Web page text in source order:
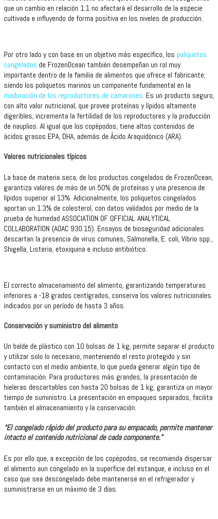
que un cambio en relación 1:1 no afectará el desarrollo de la especie
cultivada e influyendo de forma positiva en los niveles de producción.
Por otro lado y con base en un objetivo más específico, los poliquetos
congelados de FrozenOcean también desempeñan un rol muy
importante dentro de la familia de alimentos que ofrece el fabricante;
siendo los poliquetos marinos un componente fundamental en la
maduración de los reproductores de camarones. Es un producto seguro,
con alto valor nutricional, que provee proteínas y lípidos altamente
digeribles, incrementa la fertilidad de los reproductores y la producción
de nauplios. Al igual que los copépodos, tiene altos contenidos de
ácidos grasos EPA, DHA, además de Ácido Araquidónico (ARA).
Valores nutricionales típicos
La base de materia seca, de los productos congelados de FrozenOcean,
garantiza valores de más de un 50% de proteínas y una presencia de
lípidos superior al 13%. Adicionalmente, los poliquetos congelados
aportan un 1.3% de colesterol, con datos validados por medio de la
prueba de humedad ASSOCIATION OF OFFICIAL ANALYTICAL
COLLABORATION (AOAC 930.15). Ensayos de bioseguridad adicionales
descartan la presencia de virus comunes, Salmonella, E. coli, Vibrio spp.,
Shigella, Listeria, etoxiquina e incluso antibiótico.
El correcto almacenamiento del alimento, garantizando temperaturas
inferiores a -18 grados centígrados, conserva los valores nutricionales
indicados por un período de hasta 3 años.
Conservación y suministro del alimento
Un balde de plástico con 10 bolsas de 1 kg, permite separar el producto
y utilizar solo lo necesario, manteniendo el resto protegido y sin
contacto con el medio ambiente, lo que pueda generar algún tipo de
contaminación. Para productores más grandes, la presentación de
hieleras descartables con hasta 20 bolsas de 1 kg, garantiza un mayor
tiempo de suministro. La presentación en empaques separados, facilita
también el almacenamiento y la conservación.
“El congelado rápido del producto para su empacado, permite mantener
intacto el contenido nutricional de cada componente.”
Es por ello que, a excepción de los copépodos, se recomienda dispersar
el alimento aun congelado en la superficie del estanque, e incluso en el
caso que sea descongelado debe mantenerse en el refrigerador y
suministrarse en un máximo de 3 días.